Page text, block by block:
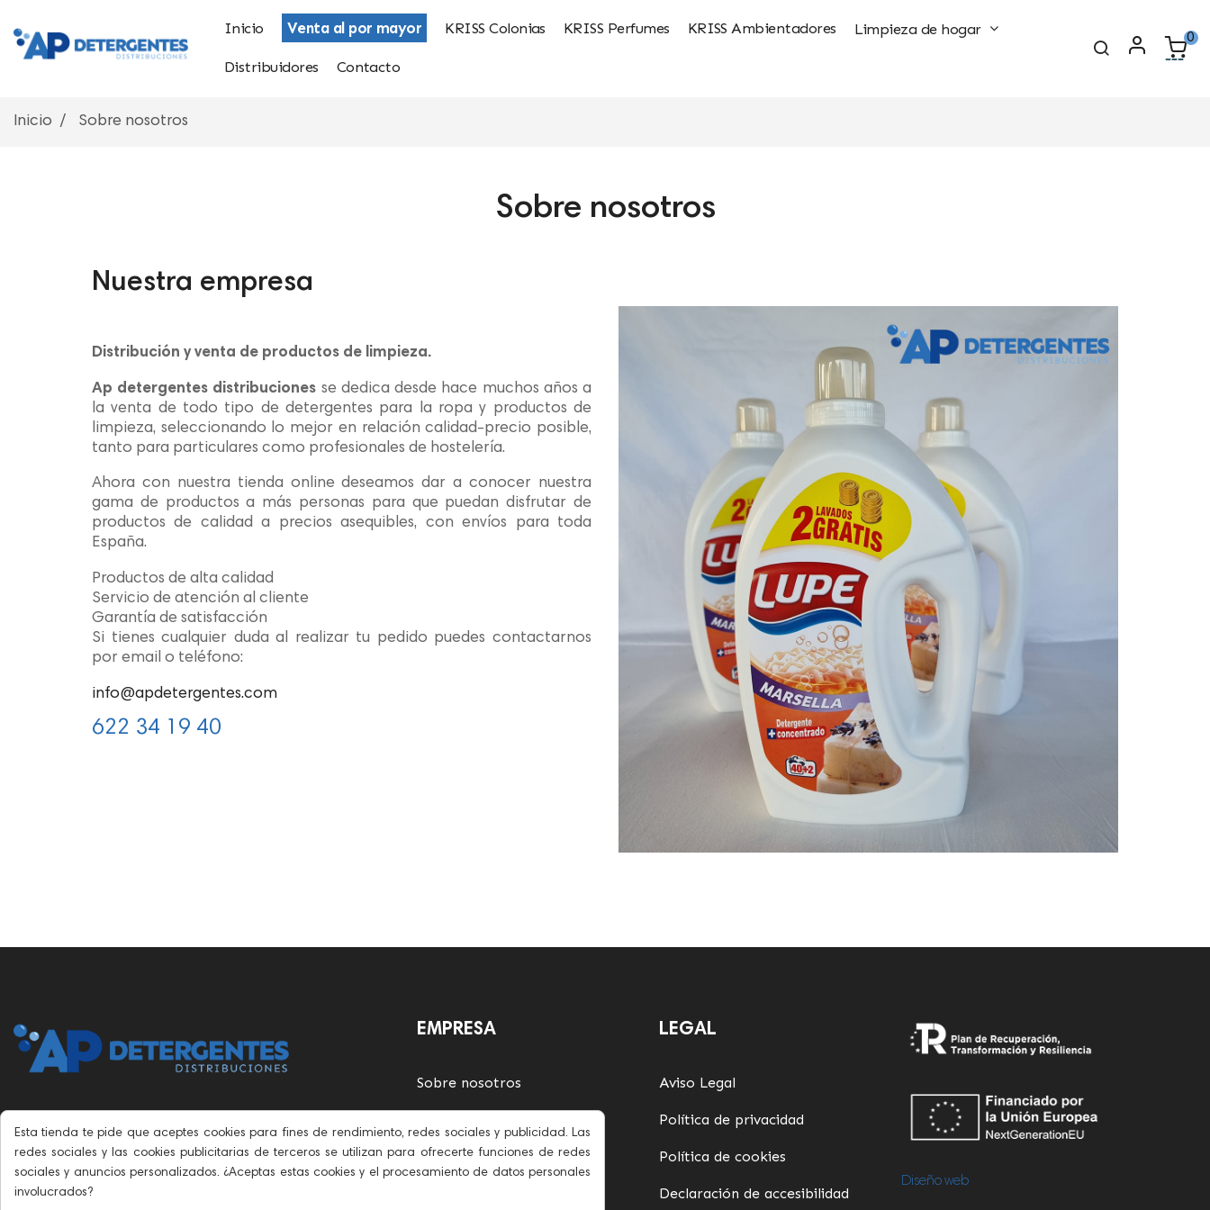
Inicio Venta al por mayor KRISS Colonias KRISS Perfumes KRISS Ambientadores Limpieza de hogar
Distribuidores Contacto
0
Inicio Sobre nosotros
Sobre nosotros
Nuestra empresa
Distribución y venta de productos de limpieza.
Ap detergentes distribuciones se dedica desde hace muchos años a
la venta de todo tipo de detergentes para la ropa y productos de
limpieza, seleccionando lo mejor en relación calidad-precio posible,
tanto para particulares como profesionales de hostelería.
Ahora con nuestra tienda online deseamos dar a conocer nuestra
gama de productos a más personas para que puedan disfrutar de
productos de calidad a precios asequibles, con envíos para toda
España.
Productos de alta calidad
Servicio de atención al cliente
Garantía de satisfacción
Si tienes cualquier duda al realizar tu pedido puedes contactarnos
por email o teléfono:
info@apdetergentes.com
622 34 19 40
+34633194104
info@apdetergentes.com
EMPRESA
Sobre nosotros
Términos y condiciones
LEGAL
Aviso Legal
Política de privacidad
Política de cookies
Declaración de accesibilidad
Diseño web
Esta tienda te pide que aceptes cookies para fines de rendimiento, redes sociales y publicidad. Las
redes sociales y las cookies publicitarias de terceros se utilizan para ofrecerte funciones de redes
sociales y anuncios personalizados. ¿Aceptas estas cookies y el procesamiento de datos personales
involucrados?